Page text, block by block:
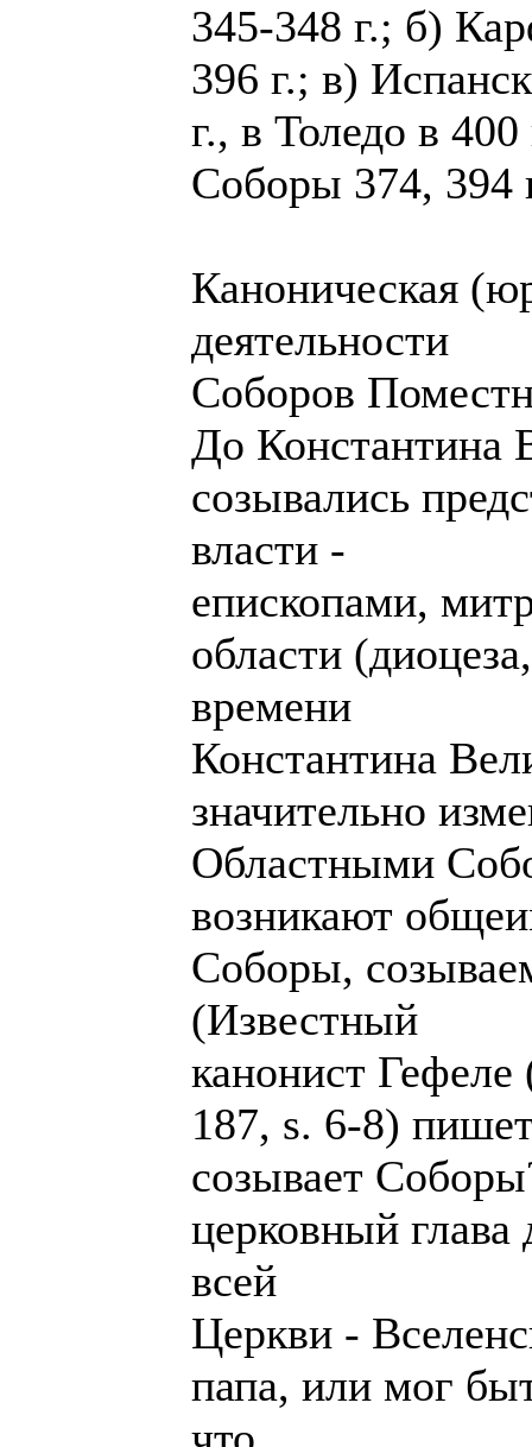
345-348 г.; б)
396 г.; в)
г., в Толедо в
Соборы 374, 394
Каноническая
деятельности
Соборов
До Константина
созывались
власти -
епископами,
области
времени
Константина
значительно
Областными
возникают
Соборы,
(Известный
канонист
187, s. 6-8)
созывает
церковный глава
всей
Церкви -
папа, или мог